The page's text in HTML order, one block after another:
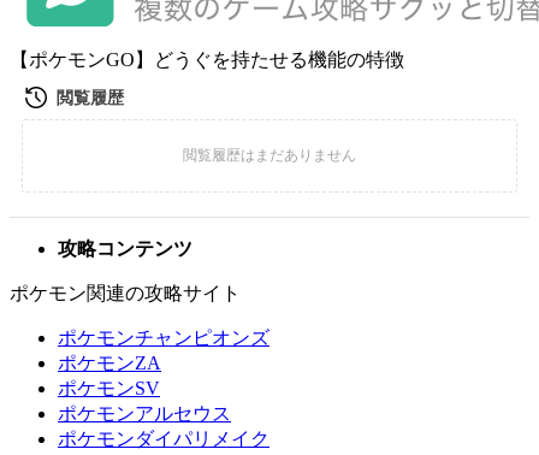
【ポケモンGO】どうぐを持たせる機能の特徴
攻略コンテンツ
ポケモン関連の攻略サイト
ポケモンチャンピオンズ
ポケモンZA
ポケモンSV
ポケモンアルセウス
ポケモンダイパリメイク